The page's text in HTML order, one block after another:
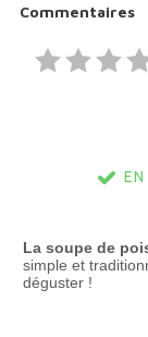
Commentaires
La soupe de
simple et
déguster !